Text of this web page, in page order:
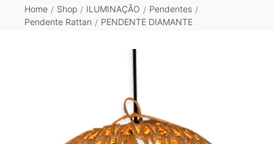
Home / Shop / ILUMINAÇÃO / Pendentes /
Pendente Rattan / PENDENTE DIAMANTE